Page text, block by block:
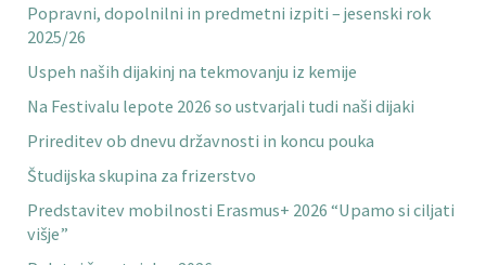
Popravni, dopolnilni in predmetni izpiti – jesenski rok
2025/26
Uspeh naših dijakinj na tekmovanju iz kemije
Na Festivalu lepote 2026 so ustvarjali tudi naši dijaki
Prireditev ob dnevu državnosti in koncu pouka
Študijska skupina za frizerstvo
Predstavitev mobilnosti Erasmus+ 2026 “Upamo si ciljati
višje”